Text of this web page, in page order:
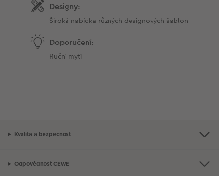
Designy:
Široká nabídka různých designových šablon
Doporučení:
Ruční mytí
Kvalita a bezpečnost
Odpovědnost CEWE